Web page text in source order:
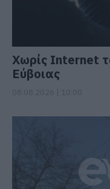
Χωρίς Internet
Εύβοιας